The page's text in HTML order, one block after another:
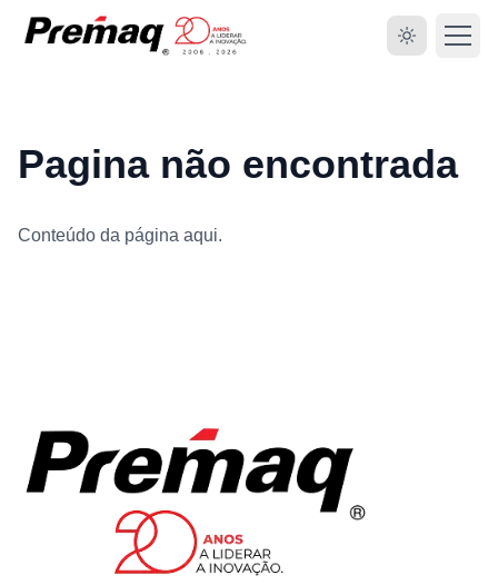
SOBRE
EQUIPAMENTOS
Pagina não encontrada
Conteúdo da página aqui.